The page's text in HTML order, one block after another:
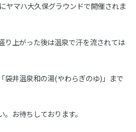
ヤマハ大久保グラウンドで開催されま
り上がった後は温泉で汗を流されては
袋井温泉和の湯(やわらぎのゆ)」まで
お待ちしております。